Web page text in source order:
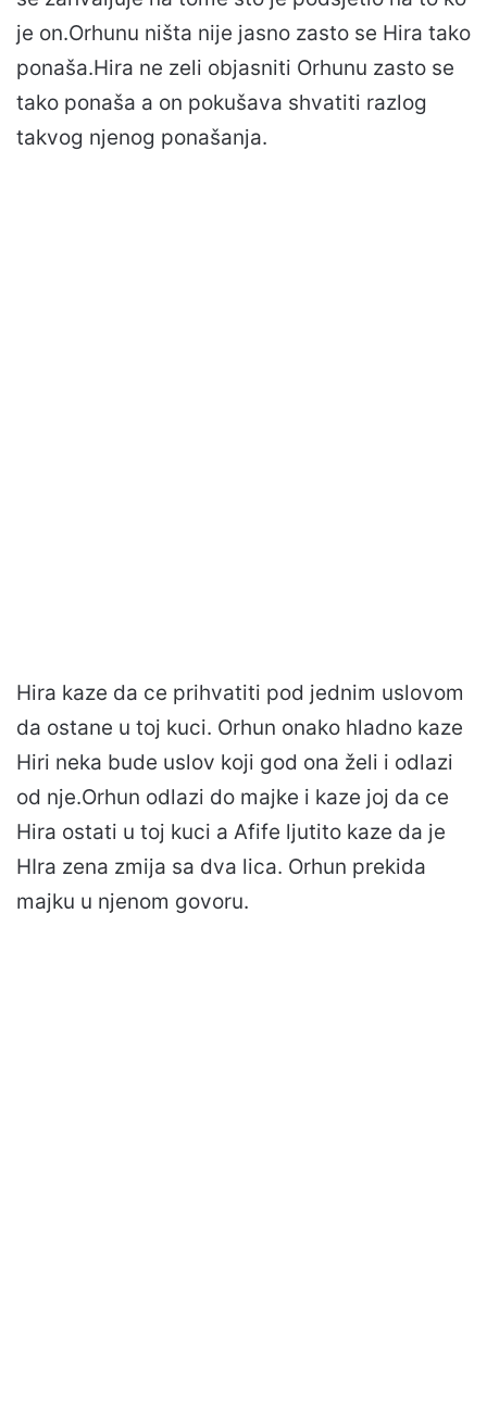
je on.Orhunu ništa nije jasno zasto se Hira tako
ponaša.Hira ne zeli objasniti Orhunu zasto se
tako ponaša a on pokušava shvatiti razlog
takvog njenog ponašanja.
Hira kaze da ce prihvatiti pod jednim uslovom
da ostane u toj kuci. Orhun onako hladno kaze
Hiri neka bude uslov koji god ona želi i odlazi
od nje.Orhun odlazi do majke i kaze joj da ce
Hira ostati u toj kuci a Afife ljutito kaze da je
HIra zena zmija sa dva lica. Orhun prekida
majku u njenom govoru.